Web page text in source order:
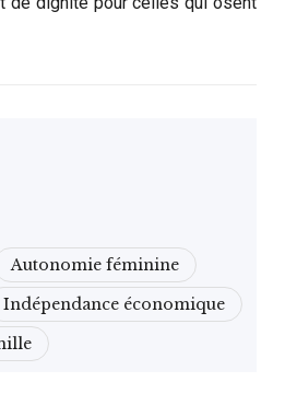
Autonomie féminine
Indépendance économique